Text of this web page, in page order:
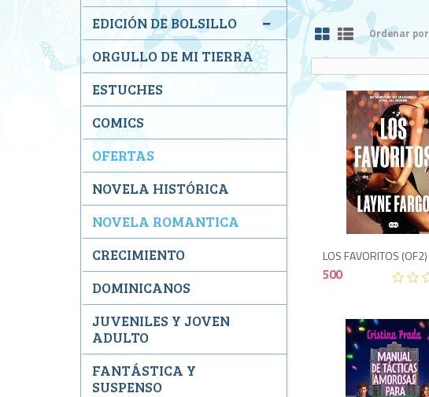
Ordenar por
LOS FAVORITOS (OF2)
500
EDICIÓN DE BOLSILLO
ORGULLO DE MI TIERRA
ESTUCHES
COMICS
OFERTAS
NOVELA HISTÓRICA
NOVELA ROMANTICA
CRECIMIENTO
DOMINICANOS
JUVENILES Y JOVEN
ADULTO
FANTÁSTICA Y
SUSPENSO